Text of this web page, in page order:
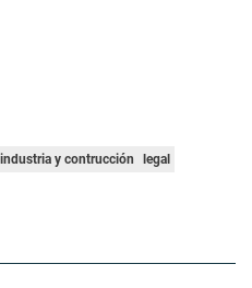
y contrucción
legal